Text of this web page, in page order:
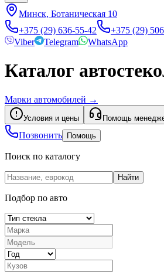
Минск, Ботаническая 10
+375 (29) 636-55-42
+375 (29)
Viber
Telegram WhatsApp
Каталог
Марки автомобилей →
Условия и цены Помощь
Позвонить Помощь
Поиск по каталогу
Найти
Подбор по авто